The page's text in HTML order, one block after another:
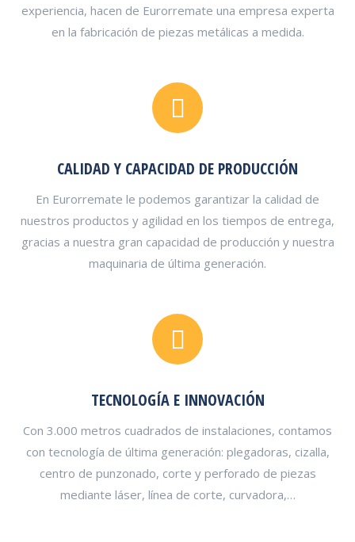
experiencia, hacen de Eurorremate una empresa experta
en la fabricación de piezas metálicas a medida.
CALIDAD Y CAPACIDAD DE PRODUCCIÓN
En Eurorremate le podemos garantizar la calidad de
nuestros productos y agilidad en los tiempos de entrega,
gracias a nuestra gran capacidad de producción y nuestra
maquinaria de última generación.
TECNOLOGÍA E INNOVACIÓN
Con 3.000 metros cuadrados de instalaciones, contamos
con tecnología de última generación: plegadoras, cizalla,
centro de punzonado, corte y perforado de piezas
mediante láser, línea de corte, curvadora,…